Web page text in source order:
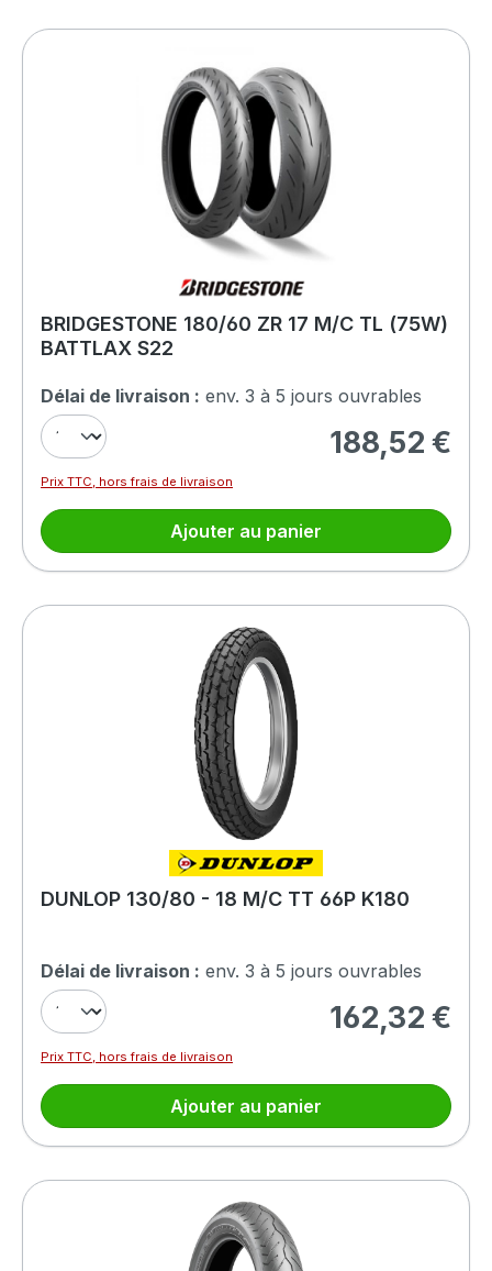
BRIDGESTONE 180/60 ZR 17 M/C TL (75W)
BATTLAX S22
Délai de livraison : env. 3 à 5 jours ouvrables
Prix régulier :
188,52 €
Prix TTC, hors frais de livraison
Ajouter au panier
DUNLOP 130/80 - 18 M/C TT 66P K180
Délai de livraison : env. 3 à 5 jours ouvrables
Prix régulier :
162,32 €
Prix TTC, hors frais de livraison
Ajouter au panier